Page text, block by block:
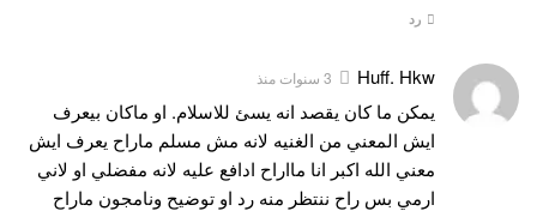
رد
Huff. Hkw 3 سنوات منذ
يمكن ما كان يقصد انه يسئ للاسلام. او ماكان بيعرف
ايش المعني من الغنيه لانه مش مسلم ماراح يعرف ايش
معني الله اكبر انا مااراح ادافع عليه لانه مفضلي او لاني
ارمي بس راح ننتظر منه رد او توضيح ونامجون ماراح